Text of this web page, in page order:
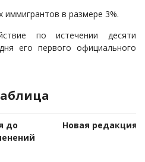
иммигрантов в размере 3%.
по истечении десяти
его первого официального
до
Новая редакция